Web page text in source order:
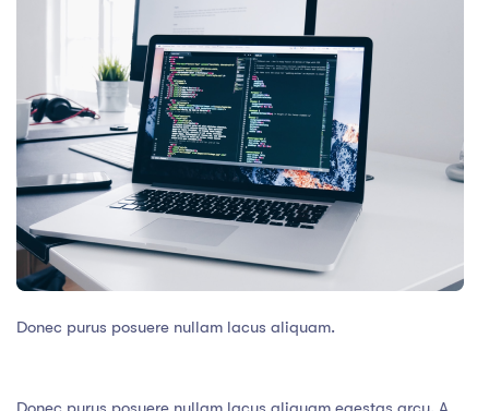
Donec purus posuere nullam lacus aliquam.